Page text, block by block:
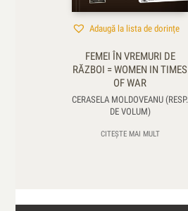
Adaugă la lista de dorințe
FEMEI ÎN VREMURI DE
RĂZBOI = WOMEN IN TIMES
OF WAR
CERASELA MOLDOVEANU (RESP.
DE VOLUM)
CITEȘTE MAI MULT